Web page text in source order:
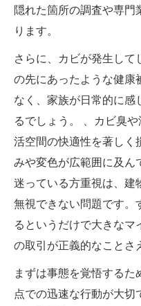
隠れた箇所の調査や専門
ります。
さらに、カビが発生して
の先にあったような健康
なく、家族が日常的に感
るでしょう。 、カビ臭
活空間の快適性を著しく
みや変色が広範囲に及ん
迷っている方重視は、建
無視できない問題です。
るというだけで大きなマ
の取引が正義的なことさ
まずは事態を覚悟する
点での迅速な行動が大切